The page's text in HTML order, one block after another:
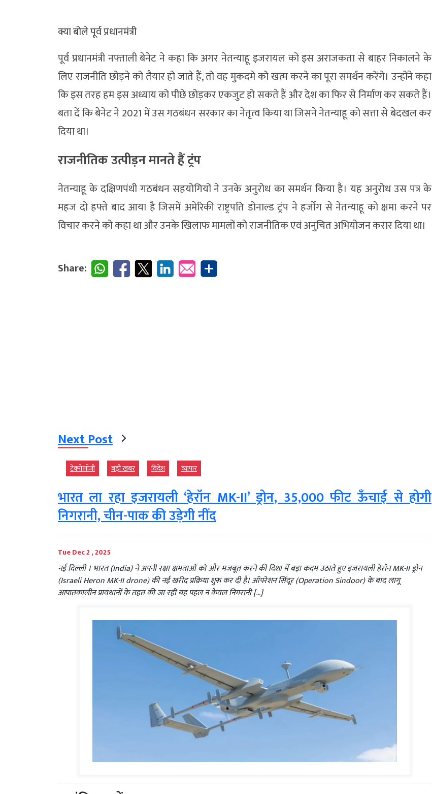
क्या बोले पूर्व प्रधानमंत्री
पूर्व प्रधानमंत्री नफ्ताली बेनेट ने कहा कि अगर नेतन्याहू इजरायल को इस अराजकता से बाहर निकालने के
लिए राजनीति छोड़ने को तैयार हो जाते हैं, तो वह मुकदमे को खत्म करने का पूरा समर्थन करेंगे। उन्होंने कहा
कि इस तरह हम इस अध्याय को पीछे छोड़कर एकजुट हो सकते हैं और देश का फिर से निर्माण कर सकते हैं।
बता दें कि बेनेट ने 2021 में उस गठबंधन सरकार का नेतृत्व किया था जिसने नेतन्याहू को सत्ता से बेदखल कर
दिया था।
राजनीतिक उत्पीड़न मानते हैं ट्रंप
नेतन्याहू के दक्षिणपंथी गठबंधन सहयोगियों ने उनके अनुरोध का समर्थन किया है। यह अनुरोध उस पत्र के
महज दो हफ्ते बाद आया है जिसमें अमेरिकी राष्ट्रपति डोनाल्ड ट्रंप ने हर्जोग से नेतन्याहू को क्षमा करने पर
विचार करने को कहा था और उनके खिलाफ मामलों को राजनीतिक एवं अनुचित अभियोजन करार दिया था।
Share:
Next Post
टेक्‍नोलॉजी बड़ी खबर विदेश व्‍यापार
भारत ला रहा इजरायली ‘हेरॉन MK-II’ ड्रोन, 35,000 फीट ऊँचाई से होगी
निगरानी, चीन-पाक की उड़ेगी नींद
Tue Dec 2 , 2025
नई दिल्‍ली । भारत (India) ने अपनी रक्षा क्षमताओं को और मजबूत करने की दिशा में बड़ा कदम उठाते हुए इजरायली हेरॉन MK-II ड्रोन
(Israeli Heron MK-II drone) की नई खरीद प्रक्रिया शुरू कर दी है। ऑपरेशन सिंदूर (Operation Sindoor) के बाद लागू
आपातकालीन प्रावधानों के तहत की जा रही यह पहल न केवल निगरानी […]